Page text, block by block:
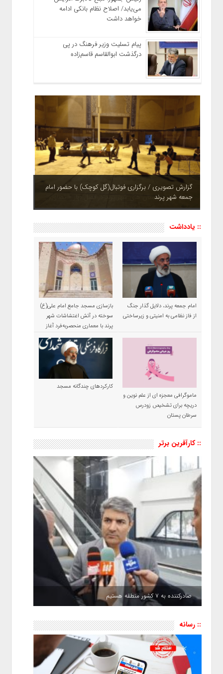
می‌یابد/ اصلاح نظام بانکی ادامه
خواهد داشت
پیام تسلیت وزیر فرهنگ در پی
درگذشت ابوالقاسم قاسم‌زاده
چشم نوازی بوستان های شهر پرند در فصل بهار + تصاویر
:: یادداشت
امام جمعه پرند، دلایل گذار جنگ
از فاز نظامی به امنیتی و زیرساختی
بازسازی مسجد جامع امام علی(ع)
سوخته در آتش اغتشاشات شهر
پرند با معماری منحصربه‌فرد آغاز
شد
ماموگرافی معجزه ای از علم نوین و
دریچه برای تشخیص زودرس
سرطان پستان
کارکردهای چندگانه مسجد
:: کارآفرین برتر
صادرکننده به ۷ کشور منطقه هستیم
:: رسانه